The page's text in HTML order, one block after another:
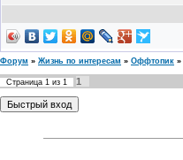
Форум » Жизнь по интересам » Оффтопик »
Страница 1 из 1 1